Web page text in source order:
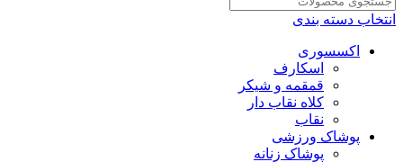
انتخاب دسته بندی
اکسسوری
اسکارف
قمقمه و شیکر
کلاه نقاب دار
نقاب
پوشاک ورزشی
پوشاک زنانه